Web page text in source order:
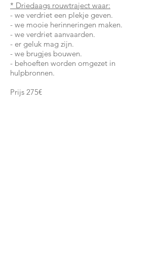
* Driedaags rouwtraject waar:
- we verdriet een plekje geven.
- we mooie herinneringen maken.
- we verdriet aanvaarden.
- er geluk mag zijn.
- we brugjes bouwen.
- behoeften worden omgezet in
hulpbronnen.
Prijs 275€